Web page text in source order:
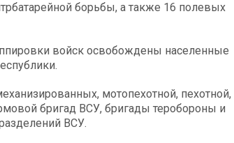
борьбы, а также 16 полевых
войск освобождены населенные
мотопехотной, пехотной,
бригад ВСУ, бригады теробороны и
ВСУ.